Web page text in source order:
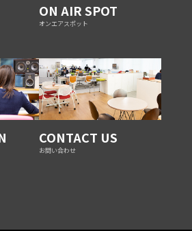
ON AIR SPOT
オンエアスポット
CONTACT US
お問い合わせ